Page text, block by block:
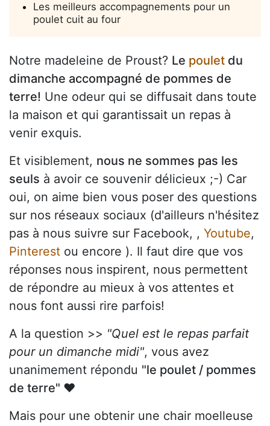
Les meilleurs accompagnements pour un
poulet cuit au four
Notre madeleine de Proust? Le poulet du
dimanche accompagné de pommes de
terre! Une odeur qui se diffusait dans toute
la maison et qui garantissait un repas à
venir exquis.
Et visiblement, nous ne sommes pas les
seuls à avoir ce souvenir délicieux ;-) Car
oui, on aime bien vous poser des questions
sur nos réseaux sociaux (d'ailleurs n'hésitez
pas à nous suivre sur Facebook, , Youtube,
Pinterest ou encore ). Il faut dire que vos
réponses nous inspirent, nous permettent
de répondre au mieux à vos attentes et
nous font aussi rire parfois!
A la question >> "Quel est le repas parfait
pour un dimanche midi", vous avez
unanimement répondu "le poulet / pommes
de terre" ♥
Mais pour une obtenir une chair moelleuse